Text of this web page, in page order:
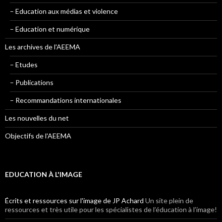
– Education aux médias et violence
– Education et numérique
Les archives de l'AEEMA
– Etudes
– Publications
– Recommandations internationales
Les nouvelles du net
Objectifs de l'AEEMA
EDUCATION À L'IMAGE
Écrits et ressources sur l'image de JP Achard Un site plein de
ressources et très utile pour les spécialistes de l’éducation à l’image!